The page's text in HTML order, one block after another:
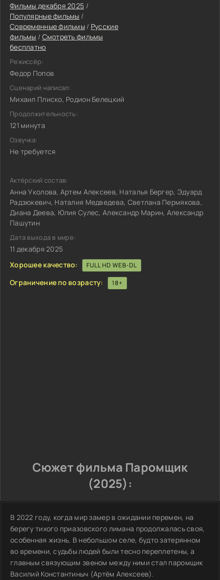
Фильмы декабря 2025 /
Популярные фильмы /
Современные фильмы / Русские
фильмы / Смотреть фильмы
бесплатно
Режиссёр:
Федор Попов
Сценарий написал:
Михаил Плиско, Родион Белецкий
Продолжительность:
121 минута
Озвучка:
Не требуется
Актёрский состав:
Анна Уколова, Артем Алексеев, Наталья Бергер, Эдуард
Радзюкевич, Наталия Медведева, Светлана Пермякова,
Диана Деева, Юлия Сулес, Александр Марин, Александр
Пашутин
Дата выхода в мире:
11 декабря 2025
Хорошее качество:
FULL HD WEB-DL
Ограничение по возрасту: 18+
Сюжет фильма Паромщик
(2025):
В 2022 году, когда мир замер в ожидании перемен, на
берегу тихого приазовского лимана продолжалась своя,
особенная жизнь. В небольшом селе, будто затерянном
во времени, судьбы людей были тесно переплетены, а
главным связующим звеном между ними стал паромщик
Василий Константиныч (Артём Алексеев).